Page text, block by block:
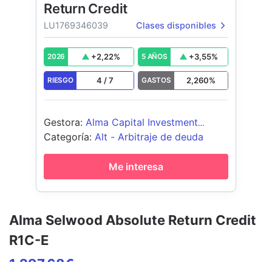
Alma Selwood Absolute Return Credit
R1C-E
Return Credit
LU1769346039 Clases disponibles
2026 +2,22% 5 AÑOS +3,55%
RIESGO 4 /7 GASTOS 2,260%
Gestora: Alma Capital Investment
Management S.A.
Categoría: Alt - Arbitraje de deuda
Me interesa